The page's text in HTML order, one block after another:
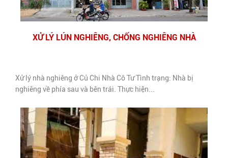
XỬ LÝ LÚN NGHIÊNG, CHỐNG NGHIÊNG NHÀ
Xử lý nhà nghiêng ở Củ Chi Nhà Cô Tư Tình trạng: Nhà bị
nghiêng về phía sau và bên trái. Thực hiện...